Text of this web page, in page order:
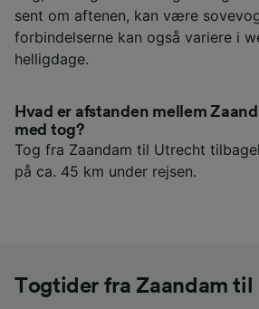
sent om aftenen, kan være
forbindelserne kan også variere i
helligdage.
Hvad er afstanden mellem
med tog?
Tog fra Zaandam til Utrecht
på ca. 45 km under rejsen.
Togtider fra Zaandam til